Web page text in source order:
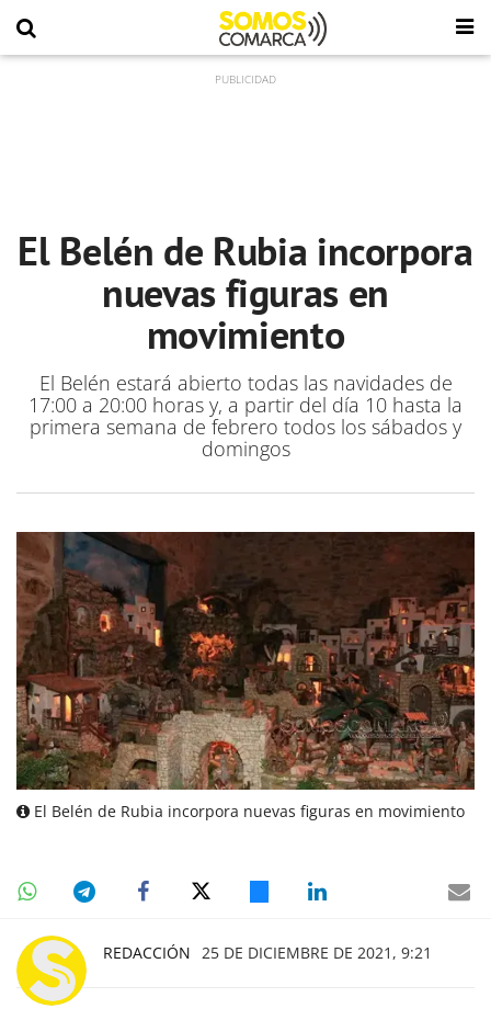
El Belén de Rubia incorpora
nuevas figuras en
movimiento
El Belén estará abierto todas las navidades de
17:00 a 20:00 horas y, a partir del día 10 hasta la
primera semana de febrero todos los sábados y
domingos
El Belén de Rubia incorpora nuevas figuras en movimiento
REDACCIÓN 25 DE DICIEMBRE DE 2021, 9:21